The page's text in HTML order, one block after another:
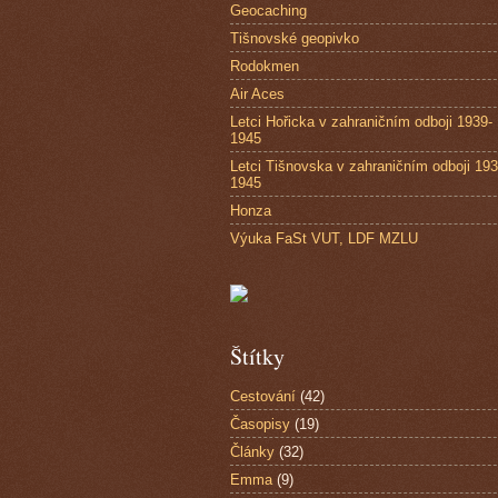
Geocaching
Tišnovské geopivko
Rodokmen
Air Aces
Letci Hořicka v zahraničním odboji 1939-
1945
Letci Tišnovska v zahraničním odboji
1945
Honza
Výuka FaSt VUT, LDF MZLU
Štítky
Cestování (42)
Časopisy (19)
Články (32)
Emma (9)